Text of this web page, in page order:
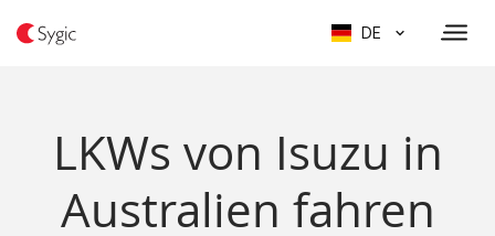
DE
LKWs von Isuzu in
Australien fahren